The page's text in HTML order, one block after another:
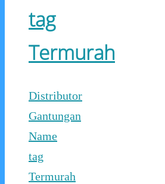
tag
Termurah
Distributor
Gantungan
Name
tag
Termurah